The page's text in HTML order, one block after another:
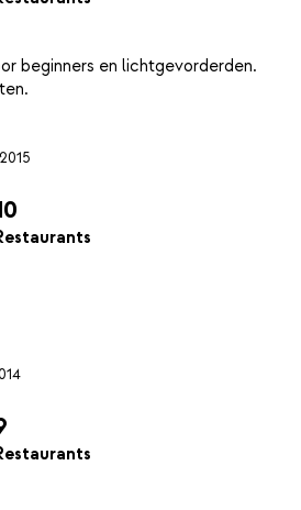
beginners en lichtgevorderden.